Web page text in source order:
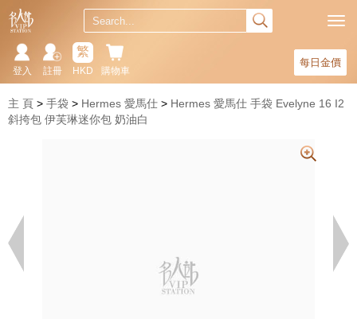
每日金價
購物車
繁
HKD
註冊
登入
主 頁 手袋 Hermes 愛馬仕
Hermes 愛馬仕 手袋 Evelyne 16 I2
斜挎包 伊芙琳迷你包 奶油白